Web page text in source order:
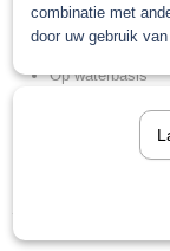
Heavy cut,
Eenvoudig
Op waterbasis
combinatie met
door uw gebruik